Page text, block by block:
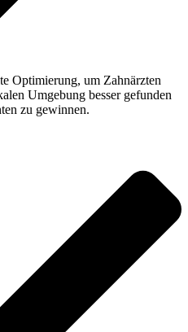
Optimierung, um Zahnärzten
Umgebung besser gefunden
zu gewinnen.